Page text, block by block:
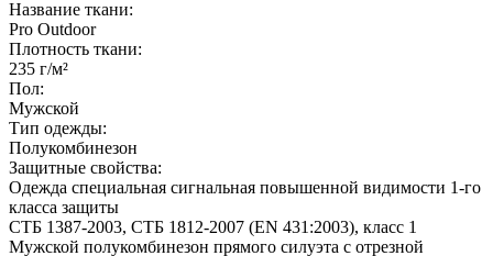
Название ткани:
Pro Outdoor
Плотность ткани:
235 г/м²
Пол:
Мужской
Тип одежды:
Полукомбинезон
Защитные свойства:
Одежда специальная сигнальная повышенной видимости 1-го
класса защиты
СТБ 1387-2003, СТБ 1812-2007 (EN 431:2003), класс 1
Мужской полукомбинезон прямого силуэта с отрезной